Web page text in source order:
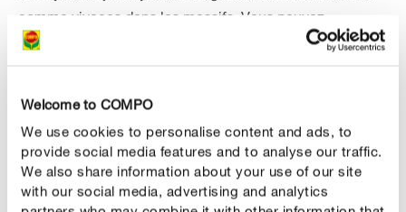
Welcome to COMPO
We use cookies to personalise content and ads, to
provide social media features and to analyse our traffic.
We also share information about your use of our site
with our social media, advertising and analytics
comme vivaces dans les massifs. Vous pouvez
également associer différentes variétés d'hémérocalles,
l'hémérocalle de Middendorff (Hemerocallis
middendorffii) à de jolies hémérocalles à petites fleurs
comme 'Abricot Angel'. Les Lys d'un jour sont aussi
magnifiquesassociées à d'autres fleurs et vivaces . De
petites plantes formant des coussins, comme la